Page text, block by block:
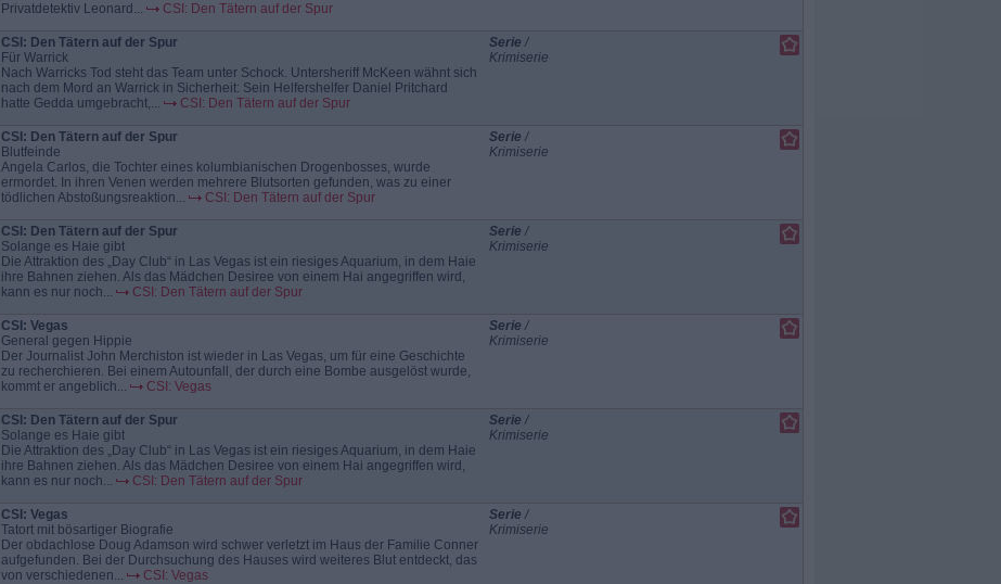
Privatdetektiv Leonard...
CSI: Den Tätern auf der Spur
CSI: Den Tätern auf der Spur
Für Warrick
Nach Warricks Tod steht das Team unter Schock. Untersheriff McKeen wähnt sich
nach dem Mord an Warrick in Sicherheit: Sein Helfershelfer Daniel Pritchard
hatte Gedda umgebracht,...
CSI: Den Tätern auf der Spur
Serie /
Krimiserie
CSI: Den Tätern auf der Spur
Blutfeinde
Angela Carlos, die Tochter eines kolumbianischen Drogenbosses, wurde
ermordet. In ihren Venen werden mehrere Blutsorten gefunden, was zu einer
tödlichen Abstoßungsreaktion...
CSI: Den Tätern auf der Spur
Serie /
Krimiserie
CSI: Den Tätern auf der Spur
Solange es Haie gibt
Die Attraktion des „Day Club“ in Las Vegas ist ein riesiges Aquarium, in dem Haie
ihre Bahnen ziehen. Als das Mädchen Desiree von einem Hai angegriffen wird,
kann es nur noch...
CSI: Den Tätern auf der Spur
Serie /
Krimiserie
CSI: Vegas
General gegen Hippie
Der Journalist John Merchiston ist wieder in Las Vegas, um für eine Geschichte
zu recherchieren. Bei einem Autounfall, der durch eine Bombe ausgelöst wurde,
kommt er angeblich...
CSI: Vegas
Serie /
Krimiserie
CSI: Den Tätern auf der Spur
Solange es Haie gibt
Die Attraktion des „Day Club“ in Las Vegas ist ein riesiges Aquarium, in dem Haie
ihre Bahnen ziehen. Als das Mädchen Desiree von einem Hai angegriffen wird,
kann es nur noch...
CSI: Den Tätern auf der Spur
Serie /
Krimiserie
CSI: Vegas
Tatort mit bösartiger Biografie
Der obdachlose Doug Adamson wird schwer verletzt im Haus der Familie Conner
aufgefunden. Bei der Durchsuchung des Hauses wird weiteres Blut entdeckt, das
von verschiedenen...
CSI: Vegas
Serie /
Krimiserie